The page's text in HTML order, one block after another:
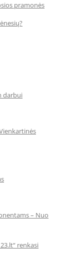
pramonės
darbui
– Nuo
renkasi